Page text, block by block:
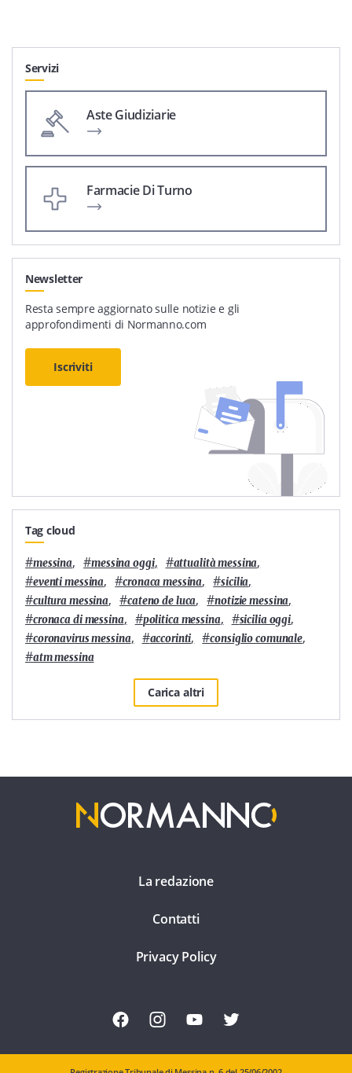
Servizi
Aste Giudiziarie
Farmacie Di Turno
Newsletter
Resta sempre aggiornato sulle notizie e gli
approfondimenti di Normanno.com
Iscriviti
Tag cloud
#messina, #messina oggi, #attualità messina,
#eventi messina, #cronaca messina, #sicilia,
#cultura messina, #cateno de luca, #notizie messina,
#cronaca di messina, #politica messina, #sicilia oggi,
#coronavirus messina, #accorinti, #consiglio comunale,
#atm messina
Carica altri
La redazione
Contatti
Privacy Policy